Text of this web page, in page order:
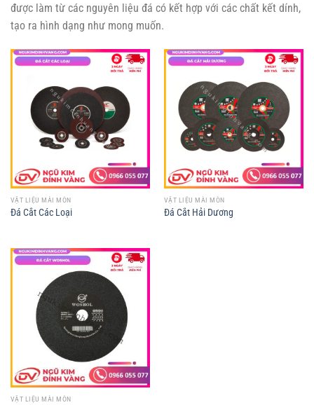
được làm từ các nguyên liệu đá có kết hợp với các chất kết dính,
tạo ra hình dạng như mong muốn.
VẬT LIỆU MÀI MÒN
Đá Cắt Các Loại
VẬT LIỆU MÀI MÒN
Đá Cắt Hải Dương
VẬT LIỆU MÀI MÒN